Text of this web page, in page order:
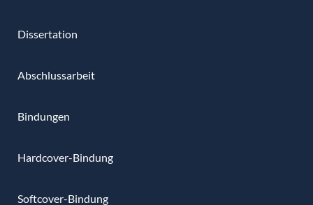
Dissertation
Abschlussarbeit
Bindungen
Hardcover-Bindung
Softcover-Bindung